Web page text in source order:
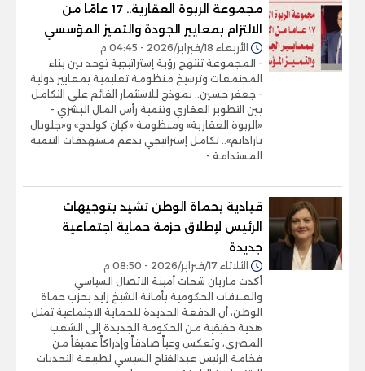
مجموعة الربوة العقارية.. 17 عامًا من
الالتزام بمعايير الجودة والتميز المؤسسي
الأربعاء 18/فبراير/2026 - 04:45 م
- المجموعة تنتهج رؤية إستراتيجية توحد بين بناء
المجتمعات وترسيخ منظومة تعليمية بمعايير دولية
- جعفر حسين.. نموذج للاستثمار القائم على التكامل
بين التطوير العقاري وتنمية رأس المال البشري -
«الربوة العقارية» ومنظومة «كيان كولدج» و«جلوبال
بارادايم».. تكامل إستراتيجي يدعم مستهدفات التنمية
المستدامة -
قيادية بحماة الوطن تشيد بتوجيهات
الرئيس لإطلاق حزمة حماية اجتماعية
جديدة
الثلاثاء 17/فبراير/2026 - 08:50 م
أكدت ماريان شحات أمينة الاتصال السياسي
والعلاقات الحكومية بأمانة الشيخ زايد بحزب حماة
الوطن، أن الدفعة الجديدة للحماية الاجتماعية تمثل
هدية حقيقية من الحكومة الجديدة إلى الشعب
المصري، وتعكس وعياً صادقاً وإدراكاً عميقاً من
فخامة الرئيس عبدالفتاح السيسي لطبيعة التحديات